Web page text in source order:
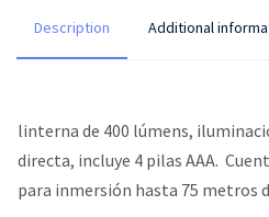
Description Additional
linterna de 400 lúmens,
directa, incluye 4 pilas AAA.
para inmersión hasta 75 metros